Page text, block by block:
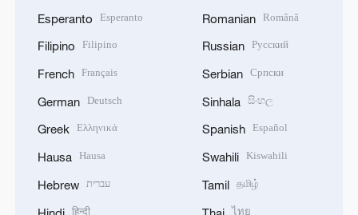
Esperanto Esperanto
Filipino Filipino
French Français
German Deutsch
Greek Ελληνικά
Hausa Hausa
Hebrew עברית
हिन्दी
Romanian Română
Russian Русский
Serbian Српски
Sinhala සිංහල
Spanish Español
Swahili Kiswahili
Tamil தமிழ்
ไทย